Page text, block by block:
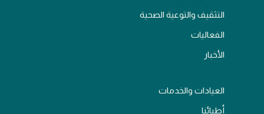
التثقيف والتوعية الصحية
الفعاليات
الأخبار
العيادات والخدمات
أطبائنا